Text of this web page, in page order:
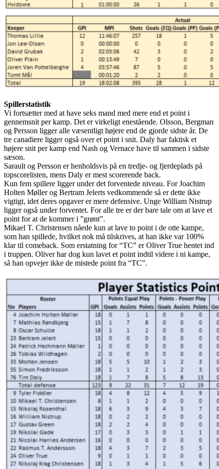
Spillerstatistik
Vi fortsætter med at have seks mand med mere end et point i
gennemsnit per kamp. Det er virkeligt enestående. Olsson, Bergman
og Persson ligger alle væsentligt højere end de gjorde sidste år. De
tre canadiere ligger også over et point i snit. Daly har faktisk et
højere snit per kamp end Nash og Vernace have til sammen i sidste
sæson.
Sarault og Persson er henholdsvis på en tredje- og fjerdeplads på
topscorelisten, mens Daly er mest scorerende back.
Kun fem spillere ligger under det forventede niveau. For Joachim
Holten Møller og Bertram Jelerts vedkommende så er dette ikke
vigtigt, idet deres opgaver er mere defensive. Unge William Nistrup
ligger også under forventet. For alle tre er der bare tale om at lave et
point for at de kommer i ”grønt”.
Mikael T. Christensen nåede kun at lave to point i de otte kampe,
som han spillede, hvilket nok må tilskrives, at han ikke var 100%
klar til comeback. Som erstatning for “TC” er Oliver True hentet ind
i truppen. Oliver har dog kun lavet et point indtil videre i ni kampe,
så han opvejer ikke de mistede point fra “TC”.